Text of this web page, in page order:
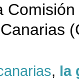
, la